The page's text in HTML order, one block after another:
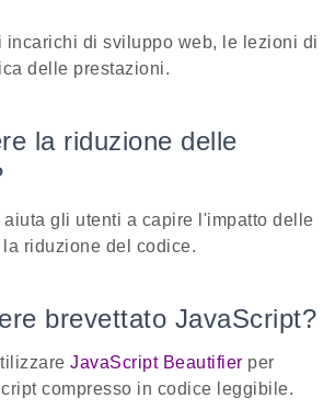
incarichi di sviluppo web, le lezioni di
delle prestazioni.
la riduzione delle
aiuta gli utenti a capire l'impatto delle
riduzione del codice.
brevettato JavaScript?
JavaScript Beautifier per
compresso in codice leggibile.